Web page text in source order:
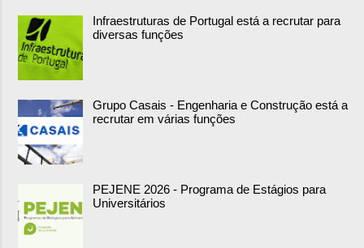
Infraestruturas de Portugal está a recrutar para
diversas funções
Grupo Casais - Engenharia e Construção está a
recrutar em várias funções
PEJENE 2026 - Programa de Estágios para
Universitários